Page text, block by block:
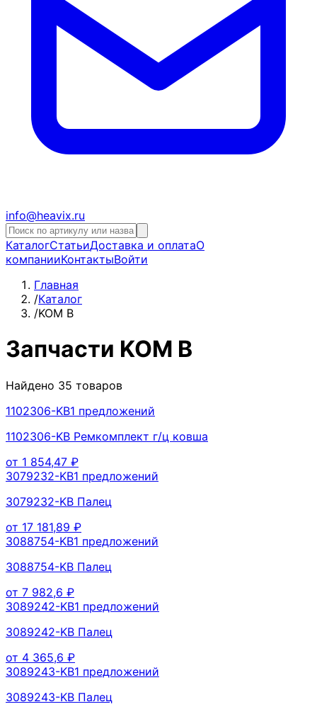
info@heavix.ru
КаталогСтатьиДоставка и оплатаО
компанииКонтактыВойти
Главная
/Каталог
/KOM B
Запчасти KOM B
Найдено 35 товаров
1102306-KB1 предложений
1102306-KB Ремкомплект г/ц ковша
от 1 854,47 ₽
3079232-KB1 предложений
3079232-KB Палец
от 17 181,89 ₽
3088754-KB1 предложений
3088754-KB Палец
от 7 982,6 ₽
3089242-KB1 предложений
3089242-KB Палец
от 4 365,6 ₽
3089243-KB1 предложений
3089243-KB Палец